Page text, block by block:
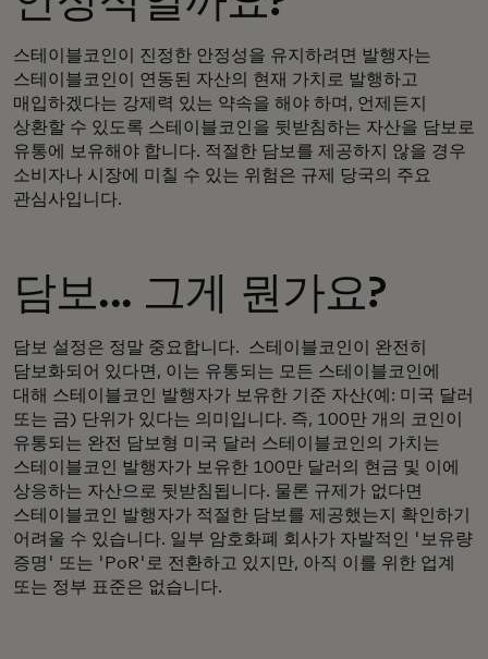
스테이블코인이 진정한 안정성을 유지하려면 발행자는
스테이블코인이 연동된 자산의 현재 가치로 발행하고
매입하겠다는 강제력 있는 약속을 해야 하며, 언제든지
상환할 수 있도록 스테이블코인을 뒷받침하는 자산을 담보로
유통에 보유해야 합니다. 적절한 담보를 제공하지 않을 경우
소비자나 시장에 미칠 수 있는 위험은 규제 당국의 주요
관심사입니다.
담보... 그게 뭔가요?
담보 설정은 정말 중요합니다. 스테이블코인이 완전히
담보화되어 있다면, 이는 유통되는 모든 스테이블코인에
대해 스테이블코인 발행자가 보유한 기준 자산(예: 미국 달러
또는 금) 단위가 있다는 의미입니다. 즉, 100만 개의 코인이
유통되는 완전 담보형 미국 달러 스테이블코인의 가치는
스테이블코인 발행자가 보유한 100만 달러의 현금 및 이에
상응하는 자산으로 뒷받침됩니다. 물론 규제가 없다면
스테이블코인 발행자가 적절한 담보를 제공했는지 확인하기
어려울 수 있습니다. 일부 암호화폐 회사가 자발적인 '보유량
증명' 또는 'PoR'로 전환하고 있지만, 아직 이를 위한 업계
또는 정부 표준은 없습니다.